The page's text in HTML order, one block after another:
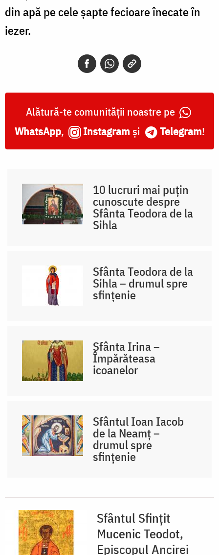
din apă pe cele șapte fecioare înecate în
iezer.
Alătură-te comunității noastre pe
WhatsApp, Instagram și Telegram!
10 lucruri mai puțin
cunoscute despre
Sfânta Teodora de la
Sihla
Sfânta Teodora de la
Sihla – drumul spre
sfințenie
Sfânta Irina –
Împărăteasa
icoanelor
Sfântul Ioan Iacob
de la Neamț –
drumul spre
sfințenie
Sfântul Sfințit
Mucenic Teodot,
Episcopul Ancirei